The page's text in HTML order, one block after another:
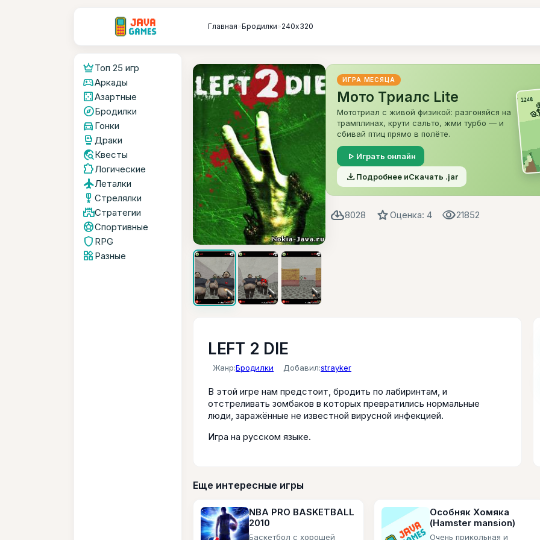
Главная»Бродилки»240х320
crownТоп 25 игр
sports_esportsАркады
casinoАзартные
exploreБродилки
directions_car Гонки
sports_mma Драки
travel_exploreКвесты
extensionЛогические
flightЛеталки
military_tech Стрелялки
castleСтратегии
sports_soccerСпортивные
shield RPG
widgetsРазные
ИГРА МЕСЯЦА
Мото Триалс Lite
Мототриал с живой физикой: разгоняйся на
трамплинах, крути сальто, жми турбо — и
сбивай птиц прямо в полёте.
play_arrow Играть онлайн
file_downloadПодробнее иСкачать .jar
cloud_download8028 starОценка: 4 visibility21852
LEFT 2 DIE
Жанр:Бродилки Добавил:strayker
В этой игре нам предстоит, бродить по лабиринтам, и
отстреливать зомбаков в которых превратились нормальные
люди, заражённые не известной вирусной инфекцией.
Игра на русском языке.
Еще интересные игры
NBA PRO BASKETBALL
2010
Баскетбол с хорошей
Особняк Хомяка
(Hamster mansion)
Очень прикольная и